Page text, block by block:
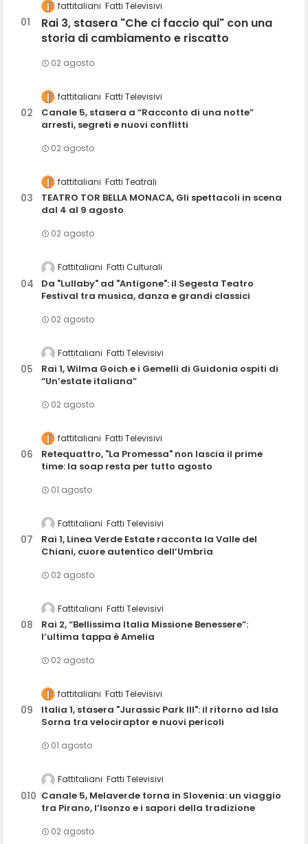
fattitaliani Fatti Televisivi
Rai 3, stasera "Che ci faccio qui" con una
storia di cambiamento e riscatto
02 agosto
fattitaliani Fatti Televisivi
Canale 5, stasera a “Racconto di una notte”
arresti, segreti e nuovi conflitti
02 agosto
fattitaliani Fatti Teatrali
TEATRO TOR BELLA MONACA, Gli spettacoli in scena
dal 4 al 9 agosto
02 agosto
Fattitaliani Fatti Culturali
Da "Lullaby" ad "Antigone": il Segesta Teatro
Festival tra musica, danza e grandi classici
02 agosto
Fattitaliani Fatti Televisivi
Rai 1, Wilma Goich e i Gemelli di Guidonia ospiti di
“Un’estate italiana”
02 agosto
fattitaliani Fatti Televisivi
Retequattro, "La Promessa" non lascia il prime
time: la soap resta per tutto agosto
01 agosto
Fattitaliani Fatti Televisivi
Rai 1, Linea Verde Estate racconta la Valle del
Chiani, cuore autentico dell’Umbria
02 agosto
Fattitaliani Fatti Televisivi
Rai 2, “Bellissima Italia Missione Benessere”:
l’ultima tappa è Amelia
02 agosto
fattitaliani Fatti Televisivi
Italia 1, stasera "Jurassic Park III": il ritorno ad Isla
Sorna tra velociraptor e nuovi pericoli
01 agosto
Fattitaliani Fatti Televisivi
Canale 5, Melaverde torna in Slovenia: un viaggio
tra Pirano, l’Isonzo e i sapori della tradizione
02 agosto